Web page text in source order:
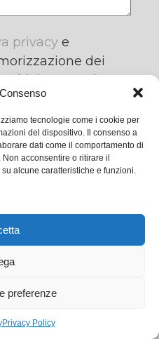
tecnologie come i cookie per
del dispositivo. Il consenso a
dati come il comportamento di
acconsentire o ritirare il
alcune caratteristiche e funzioni.
preferenze
Privacy Policy
privacy e
dei
secondo
dei dati
GDPR. *
lettere non come